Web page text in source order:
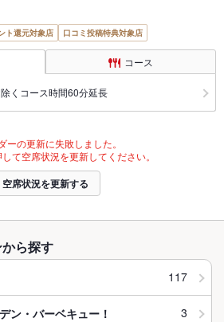
ト還元対象店 口コミ投稿特典対象店
コース
くコース時間60分延長
ーの更新に失敗しました。
て空席状況を更新してください。
空席状況を更新する
ら探す
117
ン・バーベキュー！ 3